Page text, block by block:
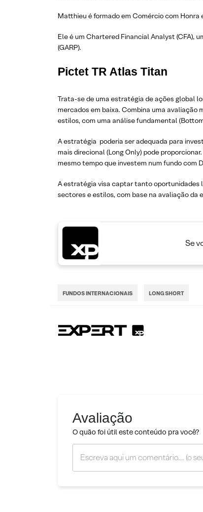
Matthieu é formado em Comércio com
Ele é um Chartered Financial Analyst (CFA),
(GARP).
Pictet TR Atlas Titan
Trata-se de uma estratégia de ações global
mercados em baixa. Combina uma avaliação
estilos, com uma análise fundamental
A estratégia poderia ser adequada para
mais direcional (Long Only) pode
mesmo tempo que investem num fundo com
A estratégia visa captar tanto oportunidades
sectores e estilos, com base na avaliação da
Se
FUNDOS INTERNACIONAIS LONG SHORT
Avaliação
O quão foi útil este conteúdo pra você?